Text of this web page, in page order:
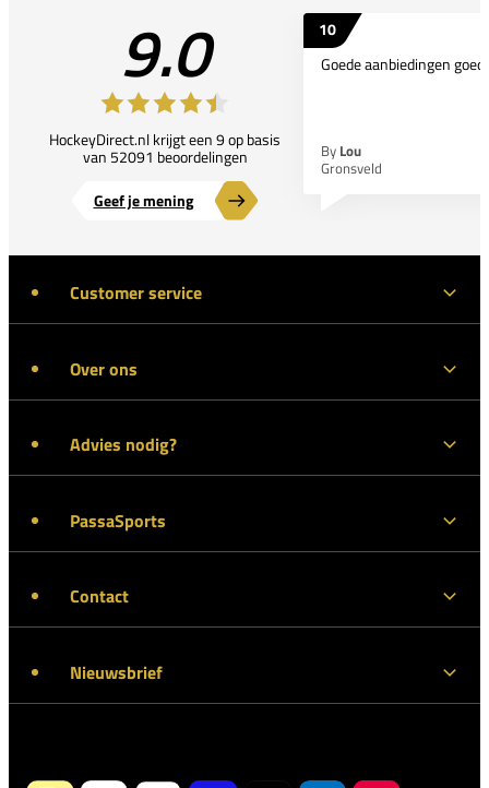
9.0
HockeyDirect.nl krijgt een 9 op basis
van 52091 beoordelingen
Geef je mening
10
Goede aanbiedingen
By Lou
Gronsveld
Customer service
Over ons
Advies nodig?
PassaSports
Contact
Nieuwsbrief